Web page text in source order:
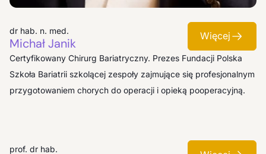
Michał Janik
dr hab. n. med. Więcej
Certyfikowany Chirurg Bariatryczny. Prezes Fundacji Polska
Szkoła Bariatrii szkolącej zespoły zajmujące się profesjonalnym
przygotowaniem chorych do operacji i opieką pooperacyjną.
prof. dr hab.